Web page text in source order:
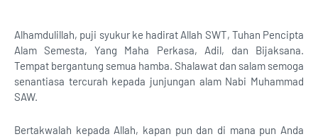
Alhamdulillah, puji syukur ke hadirat Allah SWT, Tuhan Pencipta
Alam Semesta, Yang Maha Perkasa, Adil, dan Bijaksana.
Tempat bergantung semua hamba. Shalawat dan salam semoga
senantiasa tercurah kepada junjungan alam Nabi Muhammad
SAW.
Bertakwalah kepada Allah, kapan pun dan di mana pun Anda